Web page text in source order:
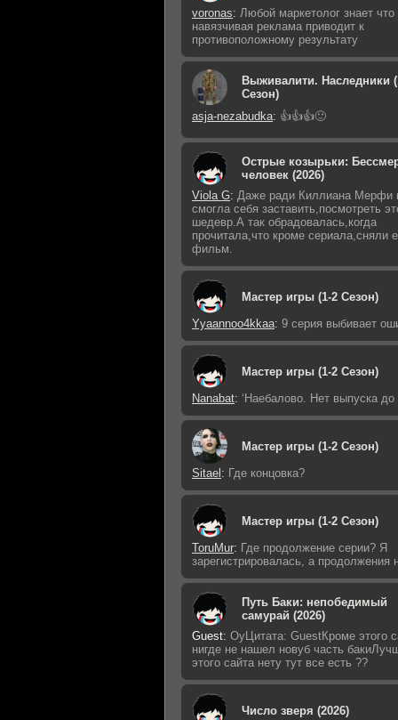
voronas: Любой маркетолог знает что
навязчивая реклама приводит к
противоположному результату
Выживалити. Наследники
Сезон)
asja-nezabudka: 👍👍👍🙂
Острые козырьки:
человек (2026)
Viola G: Даже ради Киллиана Мерфи
смогла себя заставить,посмотреть
шедевр.А так обрадовалась,когда
прочитала,что кроме сериала,сняли
фильм.
Мастер игры (1-2 Сезон)
Yyaannoo4kkaa: 9 серия выбивает
Мастер игры (1-2 Сезон)
Nanabat: ‘Наебалово. Нет выпуска до
Мастер игры (1-2 Сезон)
Sitael : Где концовка?
Мастер игры (1-2 Сезон)
ToruMur: Где продолжение серии? Я
зарегистрировалась, а продолжения
Путь Баки: непобедимый
самурай (2026)
Guest: ОуЦитата: GuestКроме этого
нигде не нашел новуб часть
этого сайта нету тут все есть ??
Число зверя (2026)